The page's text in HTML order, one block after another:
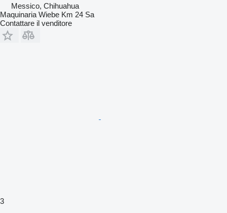
Messico, Chihuahua
Maquinaria Wiebe Km 24 Sa
Contattare il venditore
3